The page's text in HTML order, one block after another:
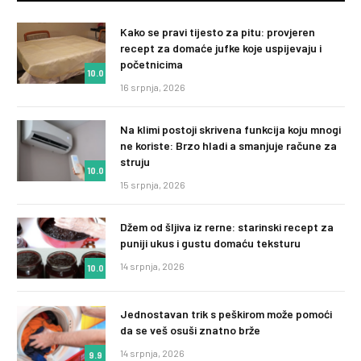
10.0
Kako se pravi tijesto za pitu: provjeren
recept za domaće jufke koje uspijevaju i
početnicima
16 srpnja, 2026
10.0
Na klimi postoji skrivena funkcija koju mnogi
ne koriste: Brzo hladi a smanjuje račune za
struju
15 srpnja, 2026
10.0
Džem od šljiva iz rerne: starinski recept za
puniji ukus i gustu domaću teksturu
14 srpnja, 2026
9.9
Jednostavan trik s peškirom može pomoći
da se veš osuši znatno brže
14 srpnja, 2026